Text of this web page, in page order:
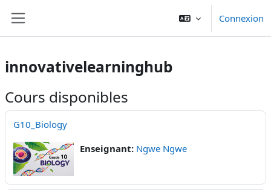
Connexion
innovativelearninghub
Cours disponibles
G10_Biology
Enseignant: Ngwe Ngwe